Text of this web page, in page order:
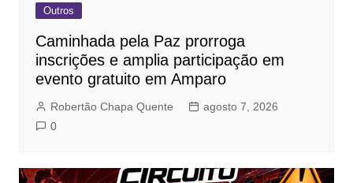
Outros
Caminhada pela Paz prorroga
inscrições e amplia participação em
evento gratuito em Amparo
Robertão Chapa Quente
agosto 7, 2026
0